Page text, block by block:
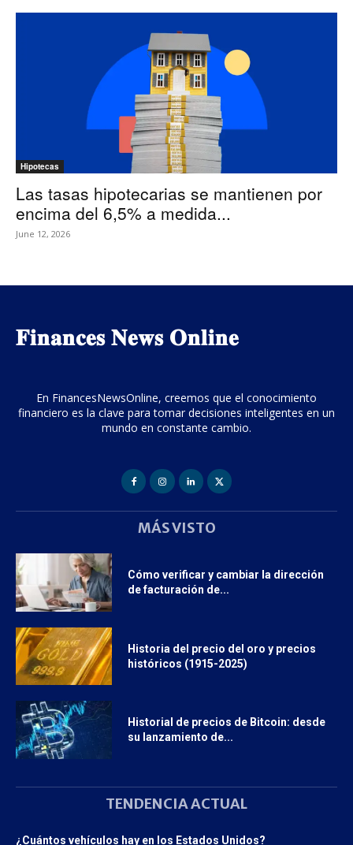
Hipotecas
Las tasas hipotecarias se mantienen por
encima del 6,5% a medida...
June 12, 2026
𝐅𝐢𝐧𝐚𝐧𝐜𝐞𝐬 𝐍𝐞𝐰𝐬 𝐎𝐧𝐥𝐢𝐧𝐞
En FinancesNewsOnline, creemos que el conocimiento
financiero es la clave para tomar decisiones inteligentes en un
mundo en constante cambio.
MÁS VISTO
Cómo verificar y cambiar la dirección
de facturación de...
Historia del precio del oro y precios
históricos (1915-2025)
Historial de precios de Bitcoin: desde
su lanzamiento de...
TENDENCIA ACTUAL
¿Cuántos vehículos hay en los Estados Unidos?